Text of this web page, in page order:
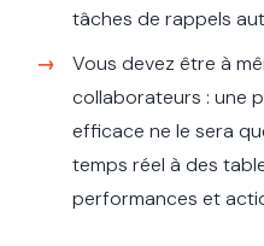
tâches de rappels
Vous devez être à
collaborateurs : une
efficace ne le sera
temps réel à des
performances et